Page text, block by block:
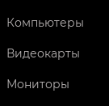
Компьютеры
Видеокарты
Мониторы